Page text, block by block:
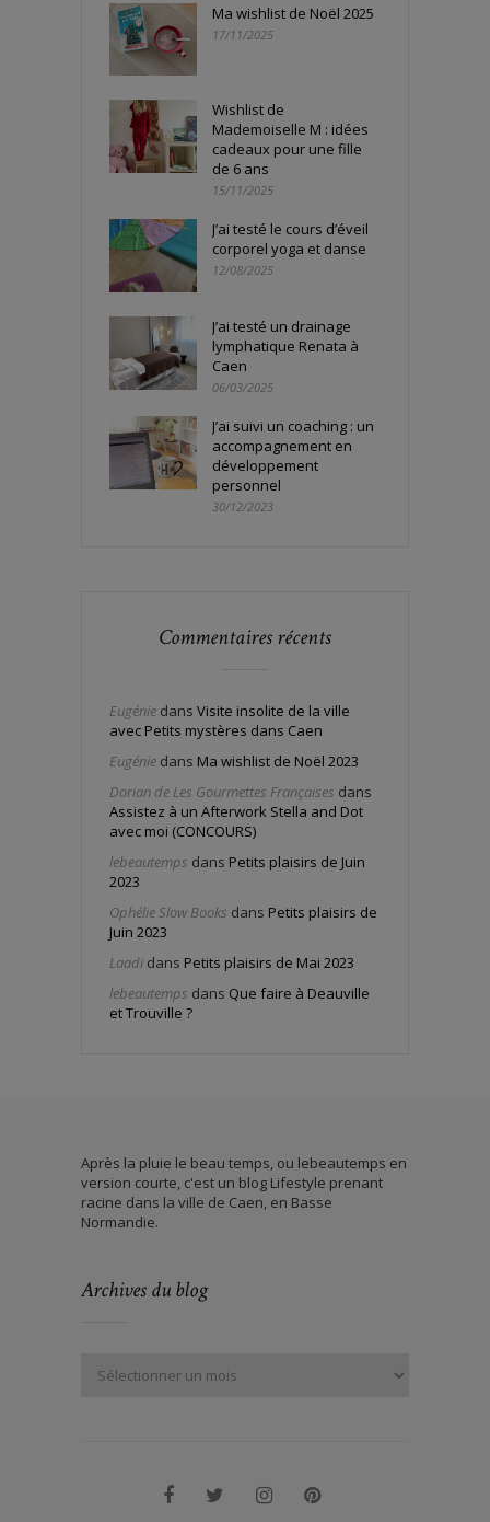
Ma wishlist de Noël 2025
17/11/2025
Wishlist de
Mademoiselle M : idées
cadeaux pour une fille
de 6 ans
15/11/2025
J’ai testé le cours d’éveil
corporel yoga et danse
12/08/2025
J’ai testé un drainage
lymphatique Renata à
Caen
06/03/2025
J’ai suivi un coaching : un
accompagnement en
développement
personnel
30/12/2023
Commentaires récents
Eugénie dans Visite insolite de la ville
avec Petits mystères dans Caen
Eugénie dans Ma wishlist de Noël 2023
Dorian de Les Gourmettes Françaises dans
Assistez à un Afterwork Stella and Dot
avec moi (CONCOURS)
lebeautemps dans Petits plaisirs de Juin
2023
Ophélie Slow Books dans Petits plaisirs de
Juin 2023
Laadi dans Petits plaisirs de Mai 2023
lebeautemps dans Que faire à Deauville
et Trouville ?
Après la pluie le beau temps, ou lebeautemps en
version courte, c'est un blog Lifestyle prenant
racine dans la ville de Caen, en Basse
Normandie.
Archives du blog